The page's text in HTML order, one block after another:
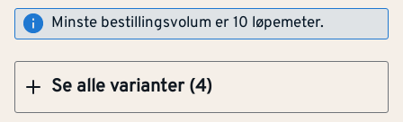
Minste bestillingsvolum er 10 løpemeter.
Se alle varianter (4)
Bredde